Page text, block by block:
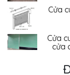
Cửa
Cửa
cửa